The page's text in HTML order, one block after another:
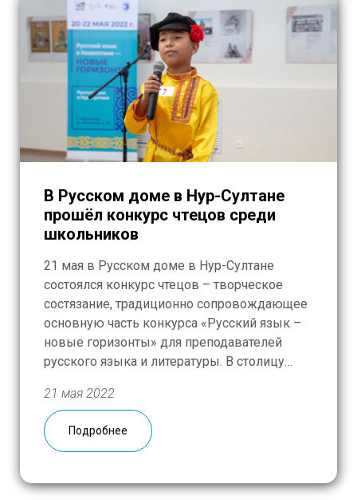
В Русском доме в Нур-Султане
прошёл конкурс чтецов среди
школьников
21 мая в Русском доме в Нур-Султане
состоялся конкурс чтецов – творческое
состязание, традиционно сопровождающее
основную часть конкурса «Русский язык –
новые горизонты» для преподавателей
русского языка и литературы. В столицу
девчонки со всего Казахстана: из Актобе,
Тараза, Караганды, Темиртау, Балхаша,
Павлодара и других городов и сёл. Выбор
художественных произведений еще […]
21 мая 2022
Подробнее